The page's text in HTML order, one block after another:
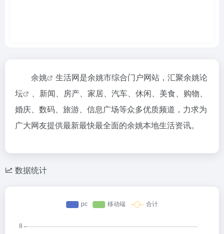
余姚 生活网是余姚市综合门户网站，汇聚余姚论
坛
、新闻、房产、家居、汽车、休闲、美食、购物、
婚庆、数码、旅游、信息广场等众多优质频道，力求为
广大网友提供最新最快最全面的余姚本地生活资讯。
数据统计